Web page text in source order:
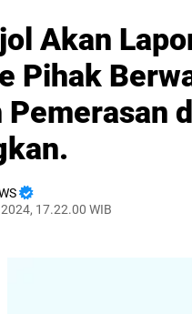
Akan
Pihak
17.22.00 WIB